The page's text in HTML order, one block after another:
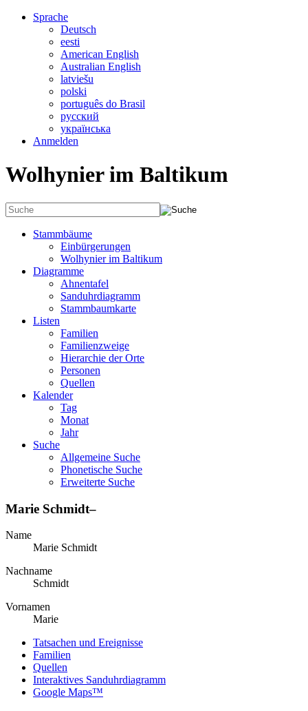
Sprache
Deutsch
eesti
American English
Australian English
latviešu
polski
português do Brasil
русский
українська
Anmelden
Wolhynier im Baltikum
Stammbäume
Einbürgerungen
Wolhynier im Baltikum
Diagramme
Ahnentafel
Sanduhrdiagramm
Stammbaumkarte
Listen
Familien
Familienzweige
Hierarchie der Orte
Personen
Quellen
Kalender
Tag
Monat
Jahr
Suche
Allgemeine Suche
Phonetische Suche
Erweiterte Suche
Marie Schmidt–
Name
Marie Schmidt
Nachname
Schmidt
Vornamen
Marie
Tatsachen und Ereignisse
Familien
Quellen
Interaktives Sanduhrdiagramm
Google Maps™